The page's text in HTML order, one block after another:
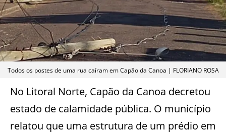
Todos os postes de uma rua caíram em Capão da Canoa | FLORIANO ROSA
No Litoral Norte, Capão da Canoa decretou
estado de calamidade pública. O município
relatou que uma estrutura de um prédio em